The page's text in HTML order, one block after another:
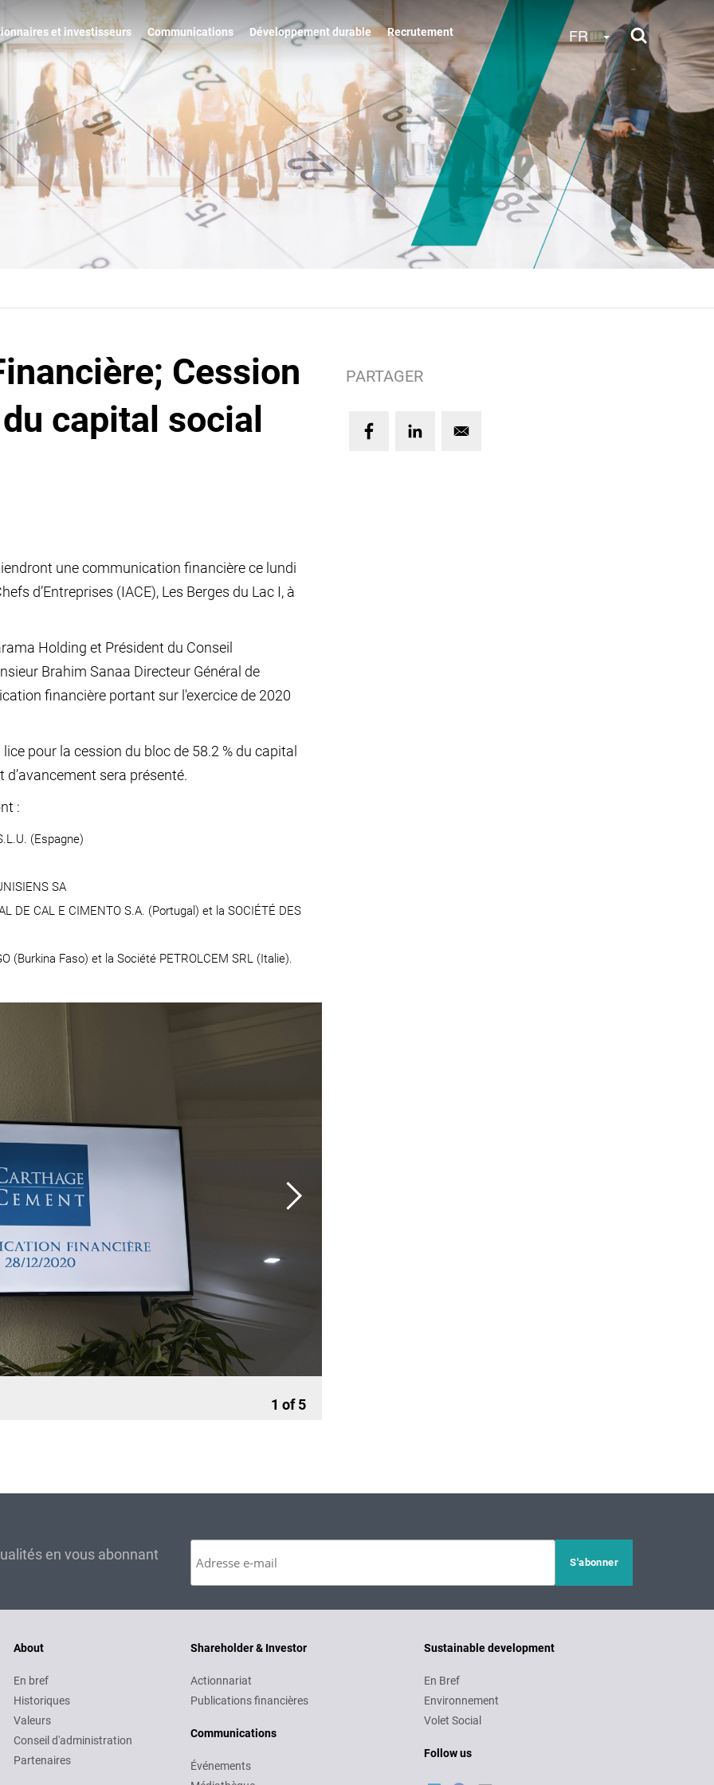
et investisseurs Communications Développement durable Recrutement FR Toggle
Cession
capital social
une communication financière ce lundi
d’Entreprises (IACE), Les Berges du Lac I, à
Holding et Président du Conseil
Brahim Sanaa Directeur Général de
financière portant sur l'exercice de 2020
pour la cession du bloc de 58.2 % du capital
sera présenté.
:
(Espagne)
SA
DE CAL E CIMENTO S.A. (Portugal) et la SOCIÉTÉ DES
(Burkina Faso) et la Société PETROLCEM SRL (Italie).
Directeur Général Carthage Cement
2 of5
PARTAGER
en vous abonnant
About
En bref
Historiques
Valeurs
Conseil d'administration
Partenaires
Shareholder & Investor
Actionnariat
Publications financières
Communications
Événements
Sustainable development
En Bref
Environnement
Volet Social
Follow us